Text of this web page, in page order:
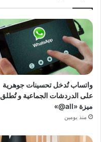
واتساب تُدخل تحسينات جوهرية
على الدردشات الجماعية و تُطلق
ميزة «all@»
منذ يومين